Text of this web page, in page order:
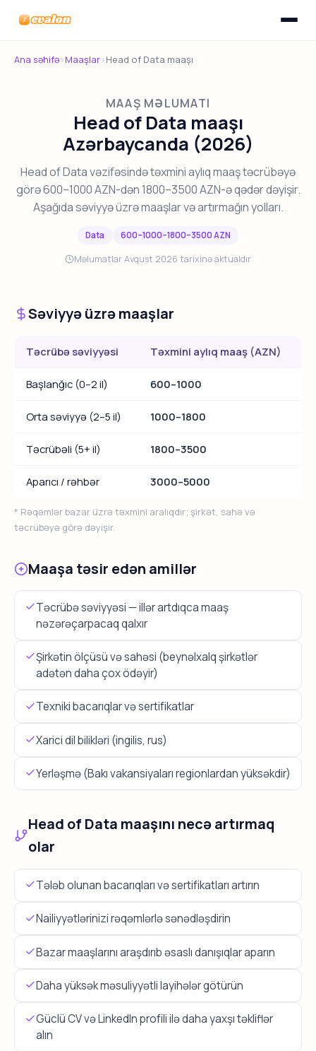
Evalon
Ana səhifə›Maaşlar›Head of Data maaşı
MAAŞ MƏLUMATI
Head of Data maaşı
Azərbaycanda (2026)
Head of Data vəzifəsində təxmini aylıq maaş təcrübəyə
görə 600–1000 AZN-dən 1800–3500 AZN-ə qədər dəyişir.
Aşağıda səviyyə üzrə maaşlar və artırmağın yolları.
Data
600–1000–1800–3500 AZN
Məlumatlar Avqust 2026 tarixinə aktualdır
Səviyyə üzrə maaşlar
Təcrübə səviyyəsi Təxmini aylıq maaş (AZN)
Başlanğıc (0–2 il) 600–1000
Orta səviyyə (2–5 il) 1000–1800
Təcrübəli (5+ il) 1800–3500
Aparıcı / rəhbər 3000–5000
* Rəqəmlər bazar üzrə təxmini aralıqdır; şirkət, sahə və
təcrübəyə görə dəyişir.
Maaşa təsir edən amillər
Təcrübə səviyyəsi — illər artdıqca maaş
nəzərəçarpacaq qalxır
Şirkətin ölçüsü və sahəsi (beynəlxalq şirkətlər
adətən daha çox ödəyir)
Texniki bacarıqlar və sertifikatlar
Xarici dil bilikləri (ingilis, rus)
Yerləşmə (Bakı vakansiyaları regionlardan yüksəkdir)
Head of Data maaşını necə artırmaq
olar
Tələb olunan bacarıqları və sertifikatları artırın
Nailiyyətlərinizi rəqəmlərlə sənədləşdirin
Bazar maaşlarını araşdırıb əsaslı danışıqlar aparın
Daha yüksək məsuliyyətli layihələr götürün
Güclü CV və LinkedIn profili ilə daha yaxşı təkliflər
alın